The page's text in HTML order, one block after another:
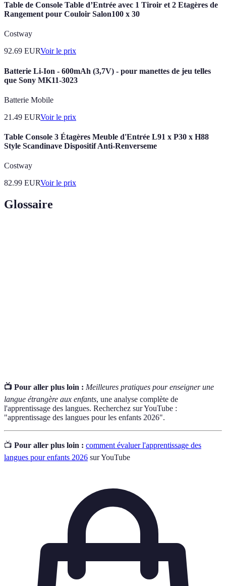
Table de Console Table d’Entrée avec 1 Tiroir et 2 Etagères de
Rangement pour Couloir Salon100 x 30
Costway
92.69 EURVoir le prix
Batterie Li-Ion - 600mAh (3,7V) - pour manettes de jeu telles
que Sony MK11-3023
Batterie Mobile
21.49 EURVoir le prix
Table Console 3 Étagères Meuble d'Entrée L91 x P30 x H88
Style Scandinave Dispositif Anti-Renverseme
Costway
82.99 EURVoir le prix
Glossaire
📺 Pour aller plus loin : Meilleures pratiques pour enseigner une
langue étrangère aux enfants, une analyse complète de
l'apprentissage des langues. Recherchez sur YouTube :
"apprentissage des langues pour les enfants 2026".
📺 Pour aller plus loin : comment évaluer l'apprentissage des
langues pour enfants 2026 sur YouTube